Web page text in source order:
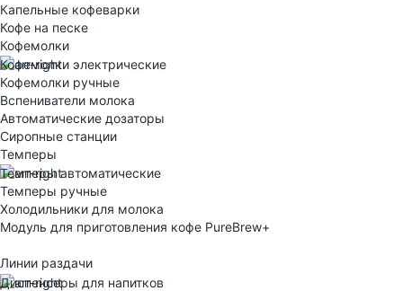
Капельные кофеварки
Кофе на песке
Кофемолки
Кофемолки электрические
Кофемолки ручные
Вспениватели молока
Автоматические дозаторы
Сиропные станции
Темперы
Темперы автоматические
Темперы ручные
Холодильники для молока
Модуль для приготовления кофе PureBrew+
Линии раздачи
Диспенсеры для напитков